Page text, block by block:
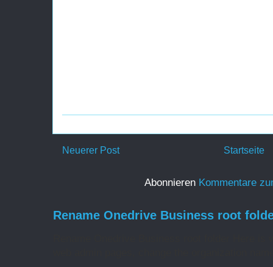
Neuerer Post Startseite
Abonnieren Kommentare
Rename Onedrive Business root